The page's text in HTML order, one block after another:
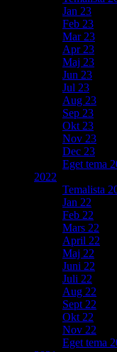
Jan 23
Feb 23
Mar 23
Apr 23
Maj 23
Jun 23
Jul 23
Aug 23
Sep 23
Okt 23
Nov 23
Dec 23
Eget tema
2022
Temalista
Jan 22
Feb 22
Mars 22
April 22
Maj 22
Juni 22
Juli 22
Aug 22
Sept 22
Okt 22
Nov 22
Eget tema